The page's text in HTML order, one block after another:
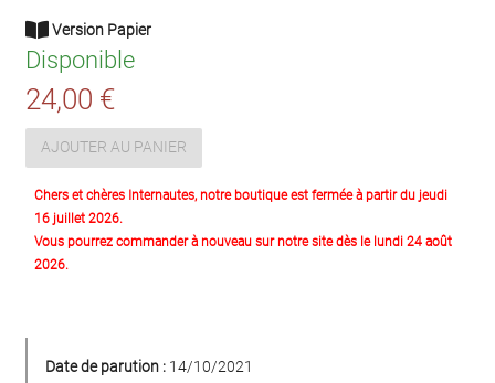
Version Papier
Disponible
24,00 €
AJOUTER AU PANIER
Chers et chères Internautes, notre boutique est fermée à partir du jeudi
16 juillet 2026.
Vous pourrez commander à nouveau sur notre site dès le lundi 24 août
2026.
Date de parution : 14/10/2021